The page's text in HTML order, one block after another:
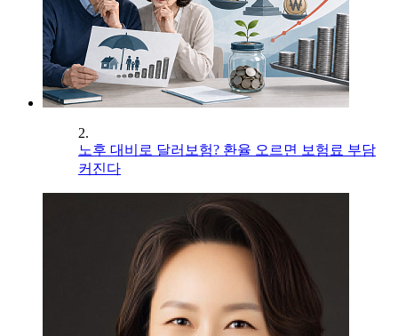
2.
노후 대비로 달러보험? 환율 오르면 보험료 부담
커진다